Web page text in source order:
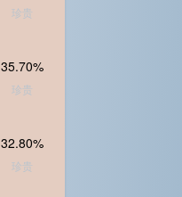
珍贵
35.70%
珍贵
32.80%
珍贵